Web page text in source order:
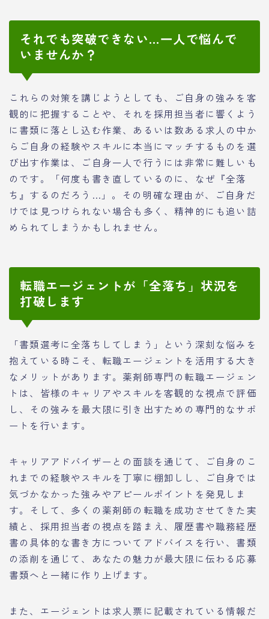
それでも突破できない…一人で悩んで
いませんか？
これらの対策を講じようとしても、ご自身の強みを客
観的に把握することや、それを採用担当者に響くよう
に書類に落とし込む作業、あるいは数ある求人の中か
らご自身の経験やスキルに本当にマッチするものを選
び出す作業は、ご自身一人で行うには非常に難しいも
のです。「何度も書き直しているのに、なぜ『全落
ち』するのだろう…」。その明確な理由が、ご自身だ
けでは見つけられない場合も多く、精神的にも追い詰
められてしまうかもしれません。
転職エージェントが「全落ち」状況を
打破します
「書類選考に全落ちしてしまう」という深刻な悩みを
抱えている時こそ、転職エージェントを活用する大き
なメリットがあります。薬剤師専門の転職エージェン
トは、皆様のキャリアやスキルを客観的な視点で評価
し、その強みを最大限に引き出すための専門的なサポ
ートを行います。
キャリアアドバイザーとの面談を通じて、ご自身のこ
れまでの経験やスキルを丁寧に棚卸しし、ご自身では
気づかなかった強みやアピールポイントを発見しま
す。そして、多くの薬剤師の転職を成功させてきた実
績と、採用担当者の視点を踏まえ、履歴書や職務経歴
書の具体的な書き方についてアドバイスを行い、書類
の添削を通じて、あなたの魅力が最大限に伝わる応募
書類へと一緒に作り上げます。
また、エージェントは求人票に記載されている情報だ